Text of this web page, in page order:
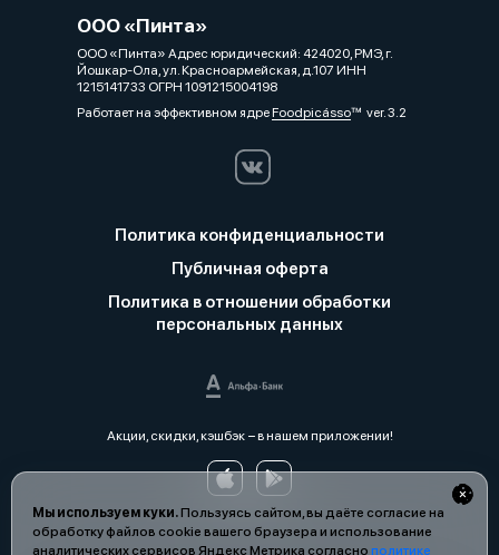
Мы используем куки.Пользуясь сайтом, вы даёте согласие на
обработку файлов cookie вашего браузера и использование
аналитических сервисов Яндекс Метрика согласно политике
ООО «Пинта»
ООО «Пинта» Адрес юридический: 424020, РМЭ, г.
Йошкар-Ола, ул. Красноармейская, д.107 ИНН
1215141733 ОГРН 1091215004198
Работает на эффективном ядреFoodpicássover. 3.2
Политика конфиденциальности
Публичная оферта
Политика в отношении обработки
персональных данных
Акции, скидки, кэшбэк − в нашем приложении!